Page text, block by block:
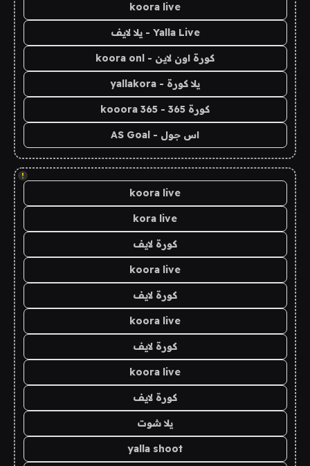
koora live
Yalla Live - يلا لايف
كورة اون لاين - koora onl
يلا كورة - yallakora
كورة 365 - kooora 365
اس جول - AS Goal
!
koora live
kora live
كورة لايف
koora live
كورة لايف
koora live
كورة لايف
koora live
كورة لايف
يلا شوت
yalla shoot